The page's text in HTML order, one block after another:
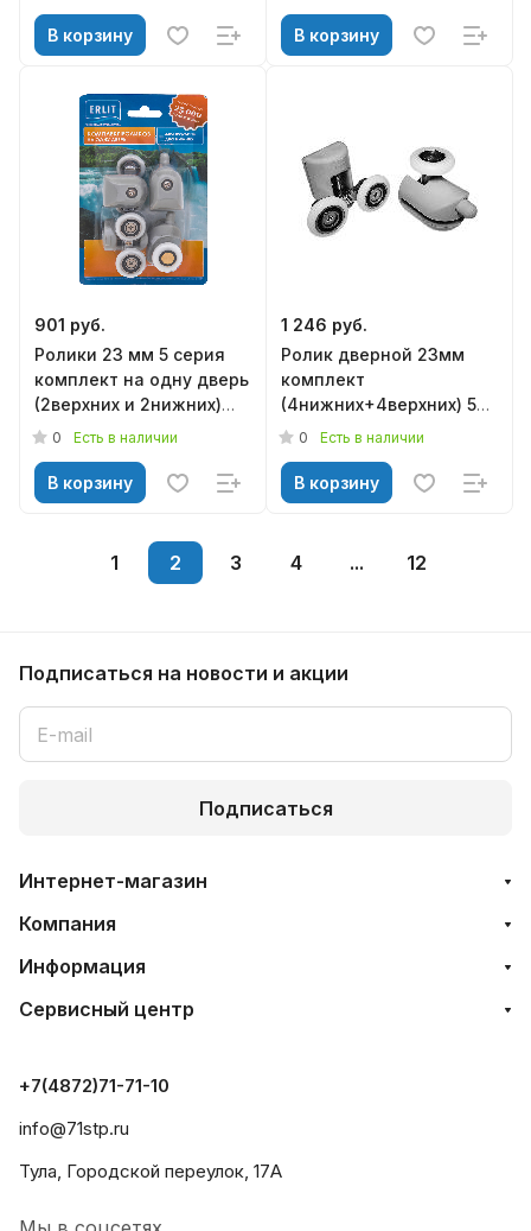
В корзину В корзину
901 руб.
Ролики 23 мм 5 серия
комплект на одну дверь
(2верхних и 2нижних)
(БЛИСТЕР),
0 Есть в наличии
В корзину
1 246 руб.
Ролик дверной 23мм
комплект
(4нижних+4верхних) 5
серия, арт.1012015000
0 Есть в наличии
В корзину
1 2 3 4 ... 12
Подписаться на новости и акции
Подписаться
Интернет-магазин
Компания
Информация
Сервисный центр
+7(4872)71-71-10
info@71stp.ru
Тула, Городской переулок, 17А